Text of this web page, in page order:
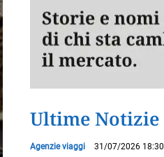
Ultime Notizie
Agenzie viaggi 31/07/2026 18:30